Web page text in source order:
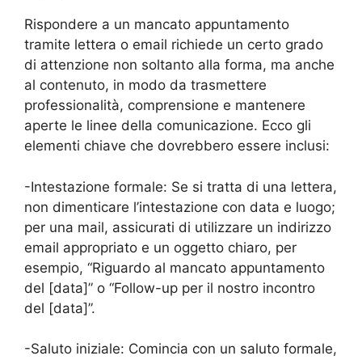
Rispondere a un mancato appuntamento
tramite lettera o email richiede un certo grado
di attenzione non soltanto alla forma, ma anche
al contenuto, in modo da trasmettere
professionalità, comprensione e mantenere
aperte le linee della comunicazione. Ecco gli
elementi chiave che dovrebbero essere inclusi:
-Intestazione formale: Se si tratta di una lettera,
non dimenticare l’intestazione con data e luogo;
per una mail, assicurati di utilizzare un indirizzo
email appropriato e un oggetto chiaro, per
esempio, “Riguardo al mancato appuntamento
del [data]” o “Follow-up per il nostro incontro
del [data]”.
-Saluto iniziale: Comincia con un saluto formale,